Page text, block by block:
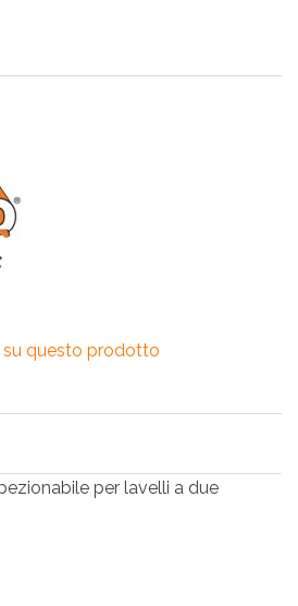
su questo prodotto
per lavelli a due